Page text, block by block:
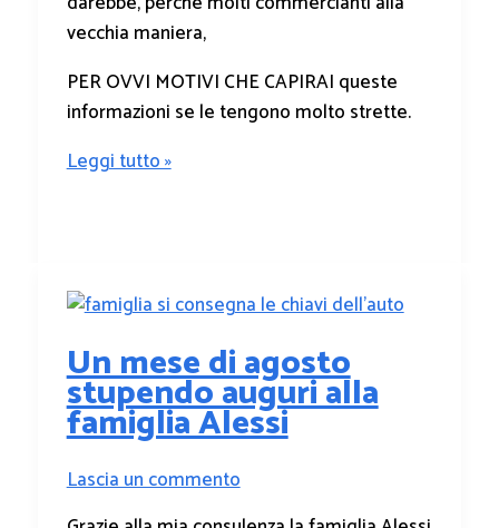
vecchia maniera,
PER OVVI MOTIVI CHE CAPIRAI queste
informazioni se le tengono molto strette.
Leggi tutto »
Un mese di agosto
stupendo auguri alla
famiglia Alessi
Lascia un commento